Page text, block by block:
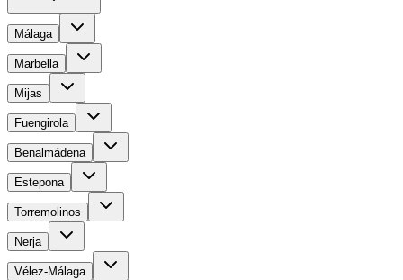
Málaga
Marbella
Mijas
Fuengirola
Benalmádena
Estepona
Torremolinos
Nerja
Vélez-Málaga